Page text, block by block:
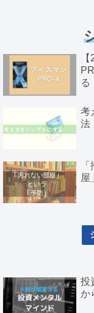
る
考
法
屋
投
か